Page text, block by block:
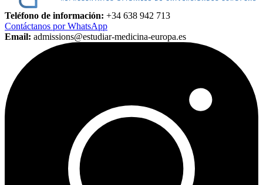
Teléfono de información: +34 638 942 713
Contáctanos por WhatsApp
Email: admissions@estudiar-medicina-europa.es